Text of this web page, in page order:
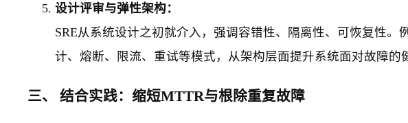
设计评审与弹性架构：
SRE从系统设计之初就介入，强调容错性、隔离性、可恢复性
计、熔断、限流、重试等模式，从架构层面提升系统面对故障的
三、 结合实践：缩短MTTR与根除重复故障